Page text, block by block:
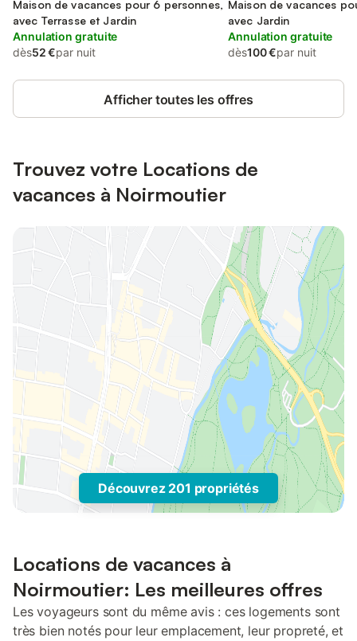
Maison de vacances pour 6 personnes,
avec Terrasse et Jardin
Annulation gratuite
dès52 €par nuit
Maison de vacances
avec Jardin
Annulation gratuite
dès100 €par nuit
Afficher toutes les offres
Trouvez votre Locations de
vacances à Noirmoutier
Découvrez 201 propriétés
Locations de vacances à
Noirmoutier: Les meilleures offres
Les voyageurs sont du même avis : ces logements sont
très bien notés pour leur emplacement, leur propreté, et